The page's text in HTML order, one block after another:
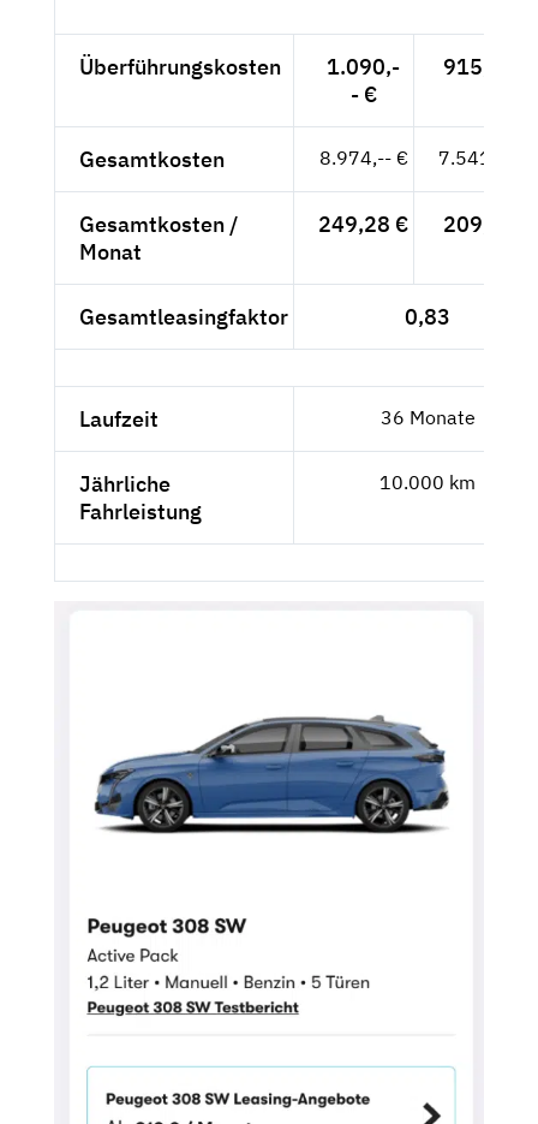
Überführungskosten
1.090,-
- €
915,97 €
Gesamtkosten 8.974,-- € 7.541,18 €
Gesamtkosten /
Monat
249,28 € 209,48 €
Gesamtleasingfaktor 0,83
Laufzeit 36 Monate
Jährliche
Fahrleistung
10.000 km